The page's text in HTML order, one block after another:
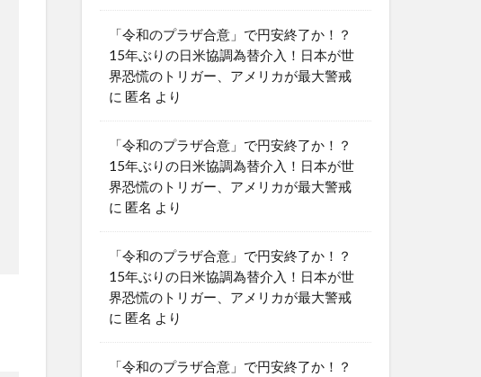
「令和のプラザ合意」で円安終了か！？
15年ぶりの日米協調為替介入！日本が世
界恐慌のトリガー、アメリカが最大警戒
に 匿名 より
「令和のプラザ合意」で円安終了か！？
15年ぶりの日米協調為替介入！日本が世
界恐慌のトリガー、アメリカが最大警戒
に 匿名 より
「令和のプラザ合意」で円安終了か！？
15年ぶりの日米協調為替介入！日本が世
界恐慌のトリガー、アメリカが最大警戒
に 匿名 より
「令和のプラザ合意」で円安終了か！？